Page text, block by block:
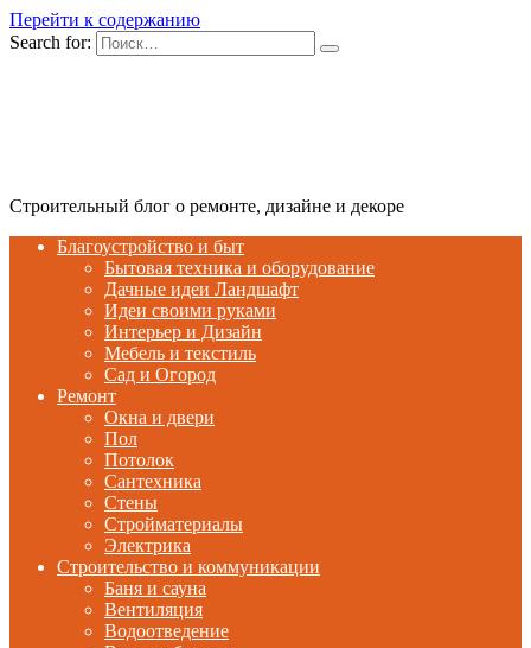
Перейти к содержанию
Search for:
Строительный блог о ремонте, дизайне и декоре
Благоустройство и быт
Бытовая техника и оборудование
Дачные идеи Ландшафт
Идеи своими руками
Интерьер и Дизайн
Мебель и текстиль
Сад и Огород
Ремонт
Окна и двери
Пол
Потолок
Сантехника
Стены
Стройматериалы
Электрика
Строительство и коммуникации
Баня и сауна
Вентиляция
Водоотведение